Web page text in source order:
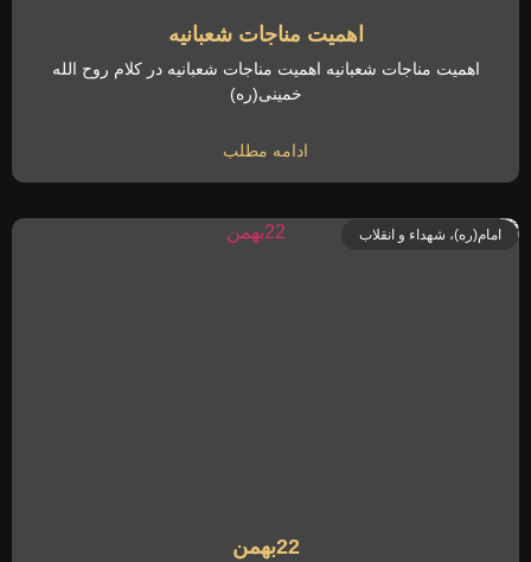
اهمیت مناجات شعبانیه
اهمیت مناجات شعبانیه اهمیت مناجات شعبانیه در کلام روح الله
خمینی(ره)
ادامه مطلب
امام(ره)، شهداء و انقلاب
22بهمن